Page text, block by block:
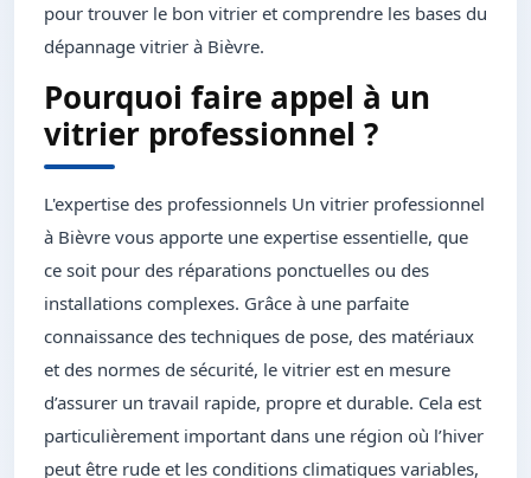
pour trouver le bon vitrier et comprendre les bases du
dépannage vitrier à Bièvre.
Pourquoi faire appel à un
vitrier professionnel ?
L'expertise des professionnels Un vitrier professionnel
à Bièvre vous apporte une expertise essentielle, que
ce soit pour des réparations ponctuelles ou des
installations complexes. Grâce à une parfaite
connaissance des techniques de pose, des matériaux
et des normes de sécurité, le vitrier est en mesure
d’assurer un travail rapide, propre et durable. Cela est
particulièrement important dans une région où l’hiver
peut être rude et les conditions climatiques variables,